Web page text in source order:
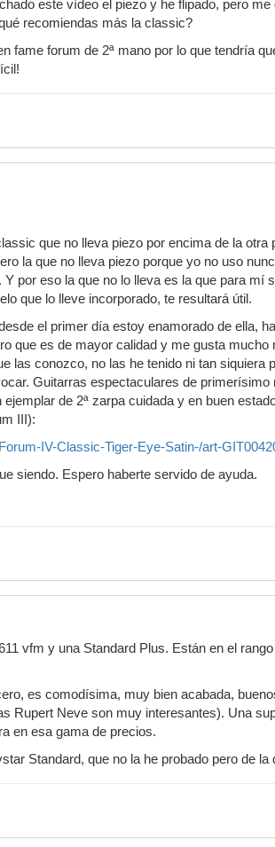
este vídeo el piezo y he flipado, pero
recomiendas más la classic?
fame forum de 2ª mano por lo que tendría
que no lleva piezo por encima de la otra
la que no lleva piezo porque yo no uso
por eso la que no lo lleva es la que para mí
que lo lleve incorporado, te resultará útil.
el primer día estoy enamorado de ella,
que es de mayor calidad y me gusta
las conozco, no las he tenido ni tan siquiera
Guitarras espectaculares de
de 2ª zarpa cuidada y en buen
III):
IV-Classic-Tiger-Eye-Satin-/art-
siendo. Espero haberte servido de ayuda.
vfm y una Standard Plus. Están en el
es comodísima, muy bien acabada,
Rupert Neve son muy interesantes). Una
en esa gama de precios.
Standard, que no la he probado pero de la